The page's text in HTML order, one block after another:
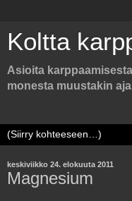
Koltta
Asioita
monesta muustakin
keskiviikko 24. elokuuta 2011
Magnesium